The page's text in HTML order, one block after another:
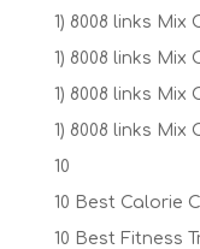
1) 8008 links Mix
1) 8008 links Mix
1) 8008 links Mix
1) 8008 links Mix
10
10 Best Calorie
10 Best Fitness